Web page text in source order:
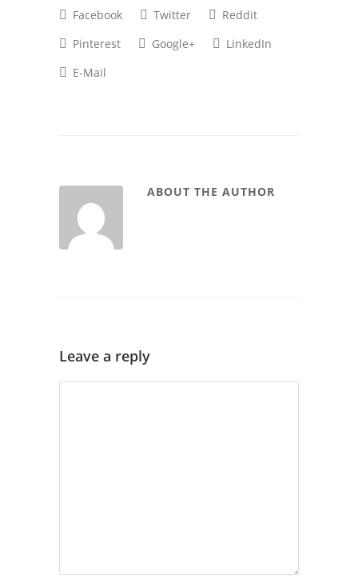
Facebook Twitter
Reddit
Pinterest
Google+
LinkedIn
E-Mail
ABOUT THE AUTHOR
Leave a reply